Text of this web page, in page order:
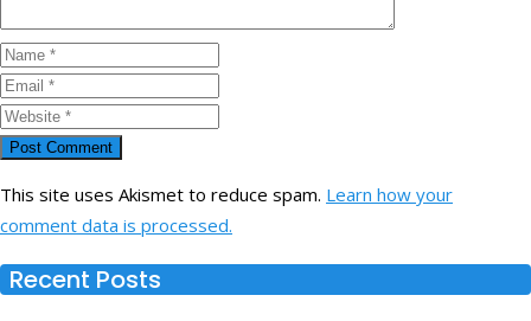
This site uses Akismet to reduce spam. Learn how your
comment data is processed.
Recent Posts